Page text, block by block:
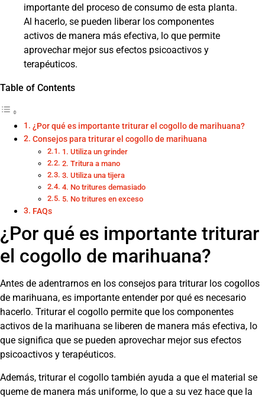
importante del proceso de consumo de esta planta.
Al hacerlo, se pueden liberar los componentes
activos de manera más efectiva, lo que permite
aprovechar mejor sus efectos psicoactivos y
terapéuticos.
Table of Contents
¿Por qué es importante triturar el cogollo de marihuana?
Consejos para triturar el cogollo de marihuana
1. Utiliza un grinder
2. Tritura a mano
3. Utiliza una tijera
4. No tritures demasiado
5. No tritures en exceso
FAQs
¿Por qué es importante triturar
el cogollo de marihuana?
Antes de adentrarnos en los consejos para triturar los cogollos
de marihuana, es importante entender por qué es necesario
hacerlo. Triturar el cogollo permite que los componentes
activos de la marihuana se liberen de manera más efectiva, lo
que significa que se pueden aprovechar mejor sus efectos
psicoactivos y terapéuticos.
Además, triturar el cogollo también ayuda a que el material se
queme de manera más uniforme, lo que a su vez hace que la